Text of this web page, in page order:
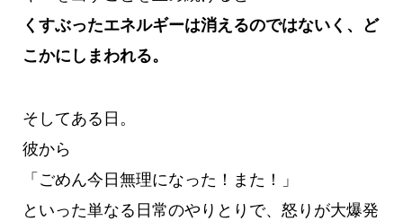
くすぶったエネルギーは消えるのではないく、ど
こかにしまわれる。
そしてある日。
彼から
「ごめん今日無理になった！また！」
といった単なる日常のやりとりで、怒りが大爆発